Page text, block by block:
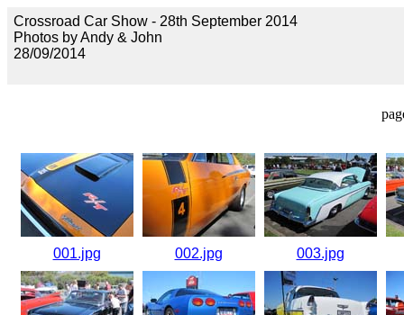
Crossroad Car Show - 28th September 2014
Photos by Andy & John
28/09/2014
001.jpg 002.jpg 003.jpg